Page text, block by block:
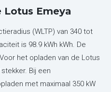
Lotus Emeya
(WLTP) van 340 tot
is 98.9 kWh kWh. De
het opladen van de Lotus
Bij een
met maximaal 350 kW